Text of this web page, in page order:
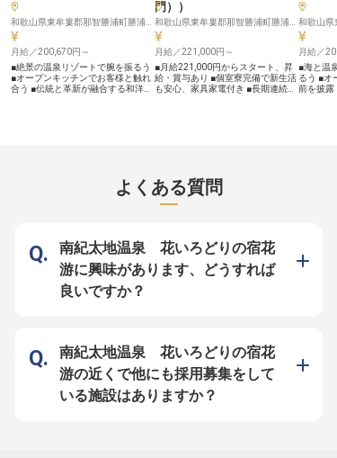
す。美しい景観と洗練された空間
で、自らの所作を磨き、お客様の心
に刻まれる特別な時間を共に創り上
げませんか。 プロフェッショナル
としての誇りを持ち、高みを目指す
方を歓迎します。
県ならではの食材知識を学びなが
ら、プロのサービスパーソンとして
洗練された所作を身につけません
か？
月給／200,670円～
■絶景の温泉リゾートで腕を振るう
■オープンキッチンでお客様と触れ
合う ■伝統と革新が融合する和洋の
プンキッチンでのライブ感あふれる
調理や、旬の素材を活かした仕込み
れるのが魅力。海の幸を活かした料
理で、訪れるお客様に感動を届けま
しょう！ ーー【チームワークで成
長できる、やりがい溢れる職場環
境】 経験豊かな先輩シェフから学
べる環境が整っています。料理人と
間と、ワークライフバランスを大切
にしています。朝の5:00から夕方
21:00までの間でシフトで、早朝の
朝食準備から夕食の提供まで、様々
な時間帯の調理業務を経験できま
す。チームワークを大切にしなが
門）
）
月給／221,000円～
■月給221,000円からスタート、昇
給・賞与あり ■個室寮完備で新生活
も安心、家具家電付き ■長期連続休
い、温かいおもてなしの心で最高の
思い出を創り出すことを大切にして
います。 あなたの笑顔と細やかな
る温かい職場環境】 当ホテルで
は、スタッフ一人ひとりの成長を応
援する環境が整っています。 料飲
リーダーとして、レストラン業務全
う。
月給／
■海と温
るう ■オ
前を披露
につなが
駅」か
利。地元
よくある質問
南紀太地温泉 花いろどりの宿花
游に興味があります、どうすれば
良いですか？
南紀太地温泉 花いろどりの宿花
游の近くで他にも採用募集をして
いる施設はありますか？